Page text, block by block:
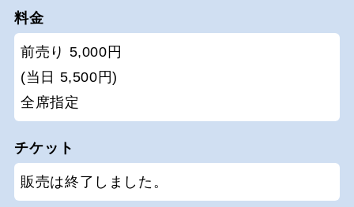
料金
前売り 5,000円
(当日 5,500円)
全席指定
チケット
販売は終了しました。